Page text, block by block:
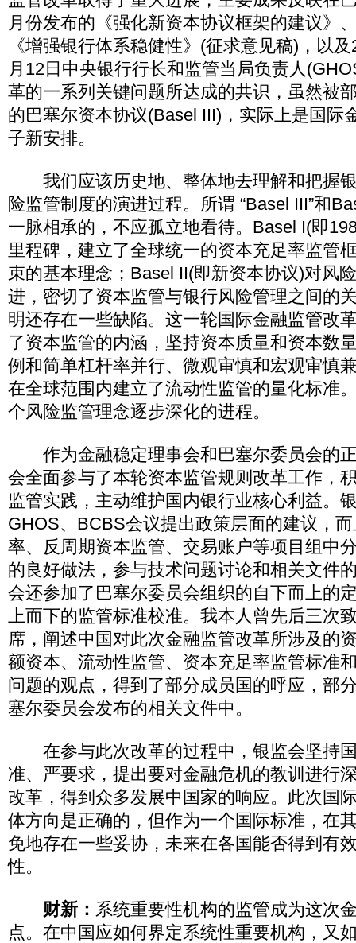
月份发布的《强化新资本协议框架的建议》
《增强银行体系稳健性》(征求意见稿)，以
月12日中央银行行长和监管当局负责人
革的一系列关键问题所达成的共识，虽然被
的巴塞尔资本协议(Basel III)，实际上是国际
子新安排。
我们应该历史地、整体地去理解和把握
险监管制度的演进过程。所谓 “Basel III”和
一脉相承的，不应孤立地看待。Basel I(即
里程碑，建立了全球统一的资本充足率监管
束的基本理念；Basel II(即新资本协议)对风
进，密切了资本监管与银行风险管理之间的
明还存在一些缺陷。这一轮国际金融监管改
了资本监管的内涵，坚持资本质量和资本数
例和简单杠杆率并行、微观审慎和宏观审慎
在全球范围内建立了流动性监管的量化标准
个风险监管理念逐步深化的进程。
作为金融稳定理事会和巴塞尔委员会的
会全面参与了本轮资本监管规则改革工作，
监管实践，主动维护国内银行业核心利益。
GHOS、BCBS会议提出政策层面的建议，
率、反周期资本监管、交易账户等项目组中
的良好做法，参与技术问题讨论和相关文件
会还参加了巴塞尔委员会组织的自下而上的
上而下的监管标准校准。我本人曾先后三次
席，阐述中国对此次金融监管改革所涉及的
额资本、流动性监管、资本充足率监管标准
问题的观点，得到了部分成员国的呼应，部
塞尔委员会发布的相关文件中。
在参与此次改革的过程中，银监会坚持
准、严要求，提出要对金融危机的教训进行
改革，得到众多发展中国家的响应。此次国
体方向是正确的，但作为一个国际标准，在
免地存在一些妥协，未来在各国能否得到有
性。
财新： 系统重要性机构的监管成为这次
点。在中国应如何界定系统性重要机构，又